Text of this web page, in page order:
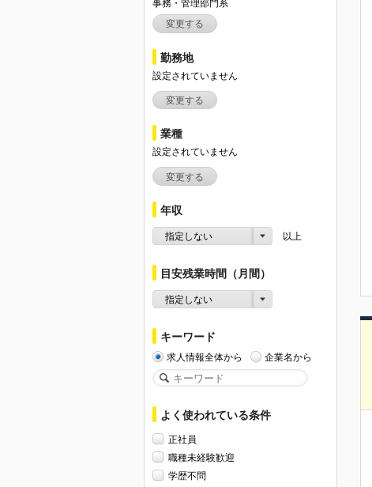
事務・管理部門系
変更する
勤務地
設定されていません
変更する
業種
設定されていません
変更する
年収
指定しない 以上
目安残業時間（月間）
指定しない
キーワード
求人情報全体から 企業名から
よく使われている条件
正社員
職種未経験歓迎
学歴不問